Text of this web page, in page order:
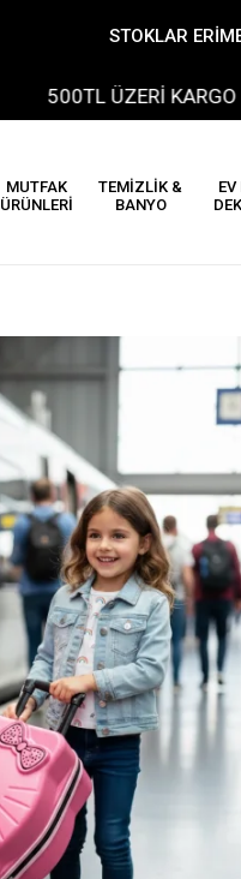
STOKLAR
500TL ÜZERİ KARGO
MUTFAK
ÜRÜNLERİ
TEMİZLİK &
BANYO